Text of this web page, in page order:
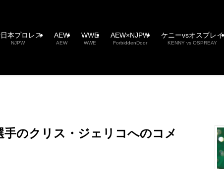
本プロレス
NJPW
AEW
AEW
WWE
WWE
AEW×NJPW
ForbiddenDoor
ケニーvsオスプレイ
KENNY vs OSPREAY
のクリス・ジェリコへのコメ